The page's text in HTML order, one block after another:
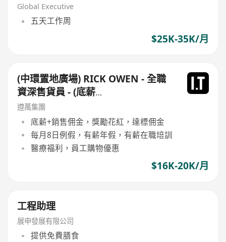
Global Executive
五天工作周
$25K-35K/月
(中環置地廣場) RICK OWEN - 全職
資深售貨員 - (底薪
$16,500-$17,500+佣+勤工$500)
+每月8日例假
遵萬集團
底薪+銷售佣金，獎勵花紅，達標佣金
每月8日例假，有薪年假，有薪在職培訓
醫療福利，員工購物優惠
$16K-20K/月
工程助理
展申發展有限公司
提供免費膳食